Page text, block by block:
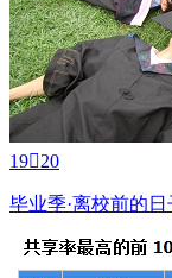
1920
毕业季·离校前的日